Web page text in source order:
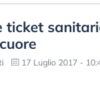
ticket
17 Luglio 2017 -